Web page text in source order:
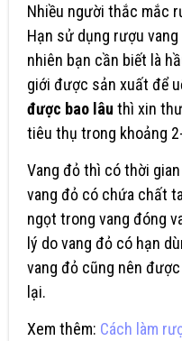
Nhiều người thắc mắc
Hạn sử dụng rượu
nhiên bạn cần biết là
giới được sản xuất để
được bao lâu thì xin
tiêu thụ trong khoảng
Vang đỏ thì có thời
vang đỏ có chứa chất
ngọt trong vang đóng
lý do vang đỏ có hạn
vang đỏ cũng nên
lại.
Xem thêm: Cách làm